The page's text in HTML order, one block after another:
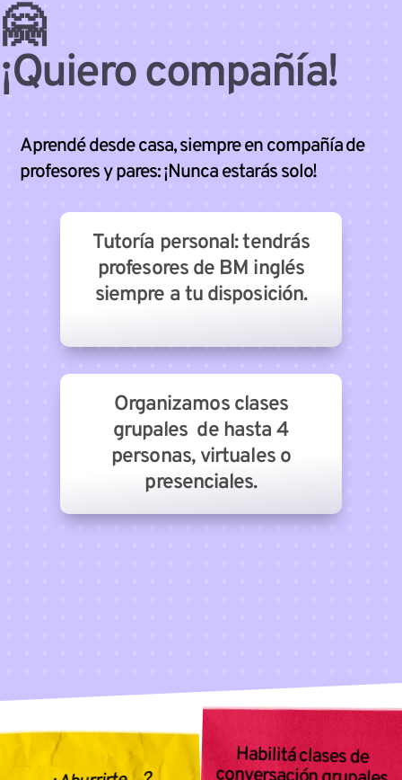
🤗
¡Quiero compañía!
Aprendé desde casa, siempre en compañía de
profesores y pares: ¡Nunca estarás solo!
Tutoría personal: tendrás
profesores de BM inglés
siempre a tu disposición.
Organizamos clases
grupales de hasta 4
personas, virtuales o
presenciales.
Habilitá clases de
conversación grupales
para practicar, debatir y